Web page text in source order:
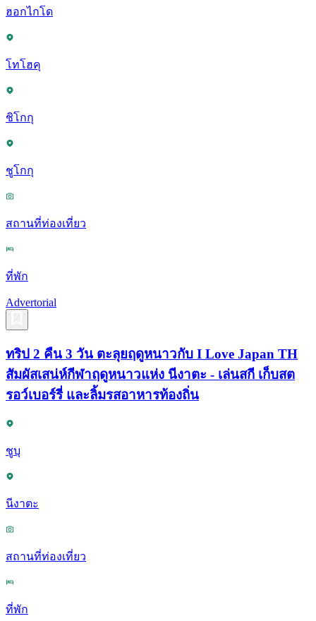
ฮอกไกโด
โทโฮคุ
ชิโกกุ
ชูโกกุ
สถานที่ท่องเที่ยว
ที่พัก
Advertorial
ทริป 2 คืน 3 วัน ตะลุยฤดูหนาวกับ I Love Japan TH
สัมผัสเสน่ห์กีฬาฤดูหนาวแห่ง นีงาตะ - เล่นสกี เก็บสต
รอว์เบอร์รี่ และลิ้มรสอาหารท้องถิ่น
ชูบุ
นีงาตะ
สถานที่ท่องเที่ยว
ที่พัก